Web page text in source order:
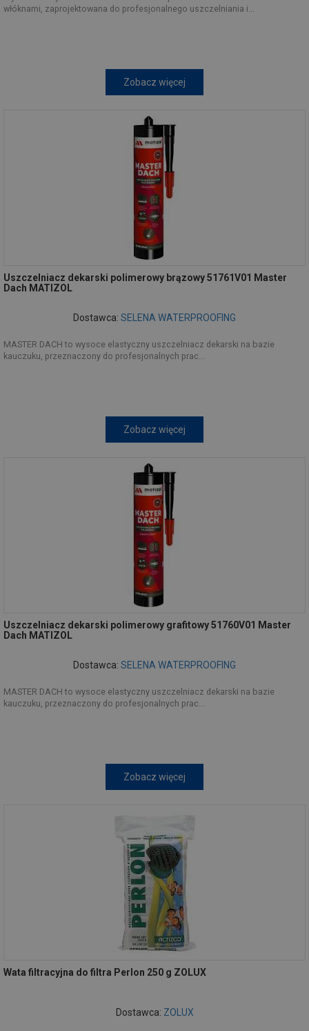
włóknami, zaprojektowana do profesjonalnego uszczelniania i...
Zobacz więcej
Uszczelniacz dekarski polimerowy brązowy 51761V01 Master
Dach MATIZOL
Dostawca: SELENA WATERPROOFING
MASTER DACH to wysoce elastyczny uszczelniacz dekarski na bazie
kauczuku, przeznaczony do profesjonalnych prac...
Zobacz więcej
Uszczelniacz dekarski polimerowy grafitowy 51760V01 Master
Dach MATIZOL
Dostawca: SELENA WATERPROOFING
MASTER DACH to wysoce elastyczny uszczelniacz dekarski na bazie
kauczuku, przeznaczony do profesjonalnych prac...
Zobacz więcej
Wata filtracyjna do filtra Perlon 250 g ZOLUX
Dostawca: ZOLUX